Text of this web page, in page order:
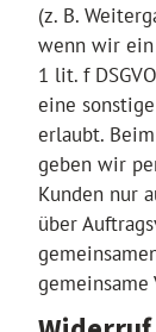
(z. B.
wenn wir ein
1 lit. f
eine
erlaubt.
geben wir
Kunden nur
über
gemeinsame